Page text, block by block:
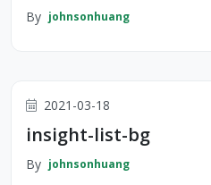
By johnsonhuang
2021-03-18
insight-list-bg
By johnsonhuang